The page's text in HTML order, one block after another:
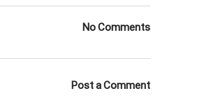
No Comments
Post a Comment